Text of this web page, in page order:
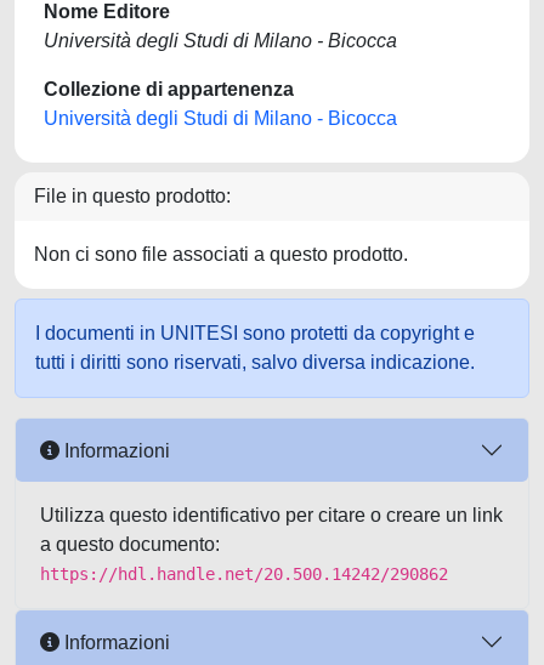
Nome Editore
Università degli Studi di Milano - Bicocca
Collezione di appartenenza
Università degli Studi di Milano - Bicocca
File in questo prodotto:
Non ci sono file associati a questo prodotto.
I documenti in UNITESI sono protetti da copyright e
tutti i diritti sono riservati, salvo diversa indicazione.
Informazioni
Utilizza questo identificativo per citare o creare un link
a questo documento:
https://hdl.handle.net/20.500.14242/290862
Informazioni